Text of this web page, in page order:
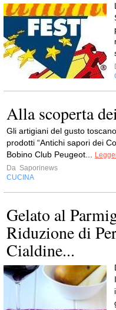
Alla scoperta
Gli artigiani del gusto
prodotti “Antichi sapori dei
Bobino Club Peugeot...
Da Saporinews
CUCINA
Gelato al
Riduzione di
Cialdine...